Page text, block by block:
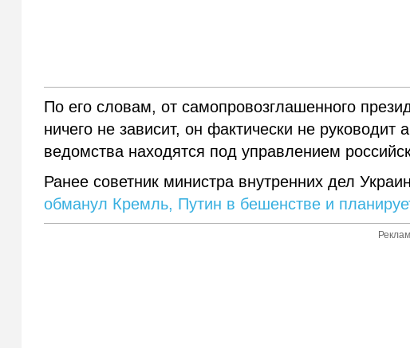
По его словам, от самопровозглашенного
ничего не зависит, он фактически не
ведомства находятся под управлением
Ранее советник министра внутренних дел
обманул Кремль, Путин в бешенстве и